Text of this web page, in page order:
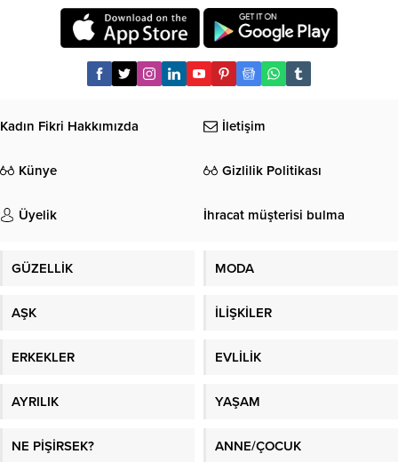
Kadın Fikri Hakkımızda İletişim
Künye Gizlilik Politikası
Üyelik İhracat müşterisi bulma
GÜZELLİK MODA
AŞK İLİŞKİLER
ERKEKLER EVLİLİK
AYRILIK YAŞAM
NE PİŞİRSEK? ANNE/ÇOCUK